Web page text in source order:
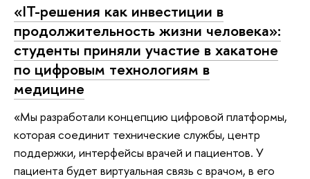
«IT-решения как инвестиции в
продолжительность жизни человека»:
студенты приняли участие в хакатоне
по цифровым технологиям в
медицине
«Мы разработали концепцию цифровой платформы,
которая соединит технические службы, центр
поддержки, интерфейсы врачей и пациентов. У
пациента будет виртуальная связь с врачом, в его